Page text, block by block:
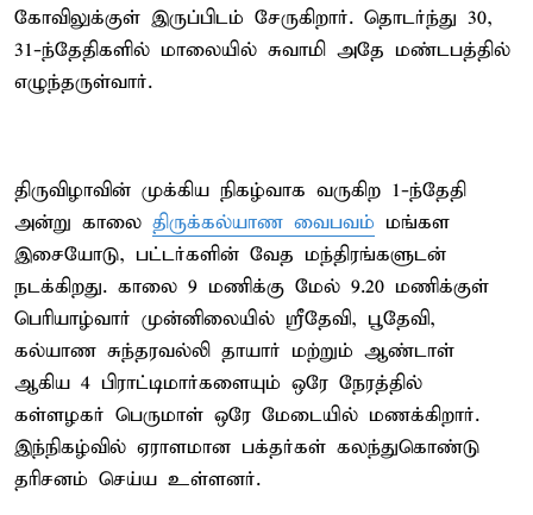
கோவிலுக்குள் இருப்பிடம் சேருகிறார். தொடர்ந்து 30,
31-ந்தேதிகளில் மாலையில் சுவாமி அதே மண்டபத்தில்
எழுந்தருள்வார்.
திருவிழாவின் முக்கிய நிகழ்வாக வருகிற 1-ந்தேதி
அன்று காலை திருக்கல்யாண வைபவம் மங்கள
இசையோடு, பட்டர்களின் வேத மந்திரங்களுடன்
நடக்கிறது. காலை 9 மணிக்கு மேல் 9.20 மணிக்குள்
பெரியாழ்வார் முன்னிலையில் ஸ்ரீதேவி, பூதேவி,
கல்யாண சுந்தரவல்லி தாயார் மற்றும் ஆண்டாள்
ஆகிய 4 பிராட்டிமார்களையும் ஒரே நேரத்தில்
கள்ளழகர் பெருமாள் ஒரே மேடையில் மணக்கிறார்.
இந்நிகழ்வில் ஏராளமான பக்தர்கள் கலந்துகொண்டு
தரிசனம் செய்ய உள்ளனர்.